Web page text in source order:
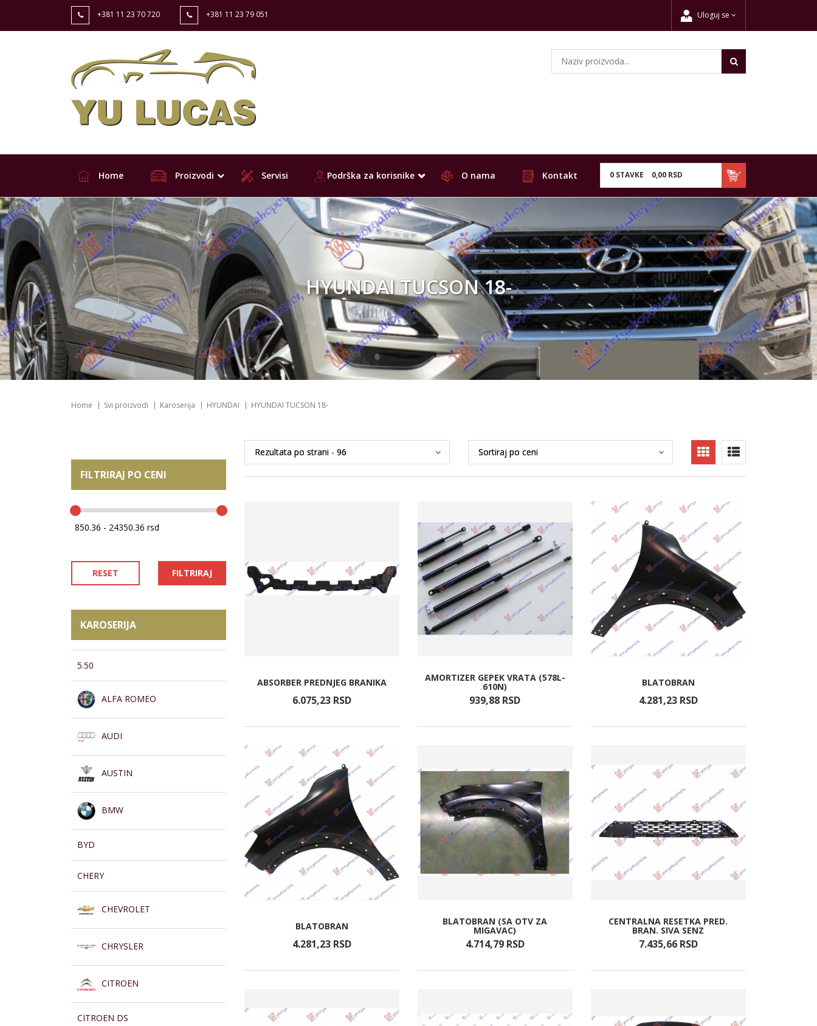
+381 11 23 70 720 +381 11 23 79 051 Uloguj se
0 STAVKE 0,00 RSD
Home Proizvodi Servisi Podrška za korisnike O nama Kontakt
HYUNDAI TUCSON 18-
Home Svi proizvodi Karoserija HYUNDAI HYUNDAI TUCSON 18-
FILTRIRAJ PO CENI
RESET FILTRIRAJ
KAROSERIJA
5.50
ALFA ROMEO
AUDI
AUSTIN
BMW
BYD
CHERY
CHEVROLET
CHRYSLER
CITROEN
CITROEN DS
ABSORBER PREDNJEG BRANIKA
6.075,23 RSD
AMORTIZER GEPEK VRATA (578L-
610N)
939,88 RSD
BLATOBRAN
4.281,23 RSD
BLATOBRAN
4.281,23 RSD
BLATOBRAN (SA OTV ZA
MIGAVAC)
4.714,79 RSD
CENTRALNA RESETKA PRED.
BRAN. SIVA SENZ
7.435,66 RSD